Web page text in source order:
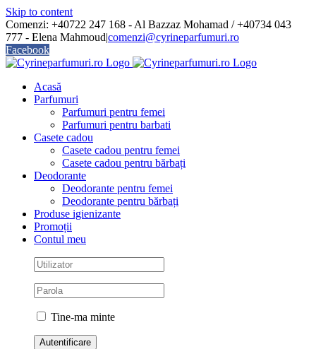
Skip to content
Comenzi: +40722 247 168 - Al Bazzaz Mohamad / +40734 043
777 - Elena Mahmoud|comenzi@cyrineparfumuri.ro
Facebook
Acasă
Parfumuri
Parfumuri pentru femei
Parfumuri pentru barbati
Casete cadou
Casete cadou pentru femei
Casete cadou pentru bărbați
Deodorante
Deodorante pentru femei
Deodorante pentru bărbați
Produse igienizante
Promoții
Contul meu
Tine-ma minte